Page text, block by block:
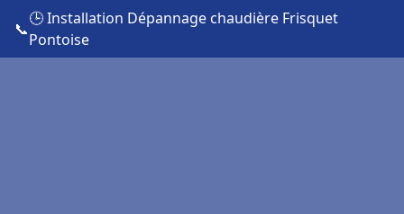
📞
🕒 Installation Dépannage chaudière Frisquet
Pontoise